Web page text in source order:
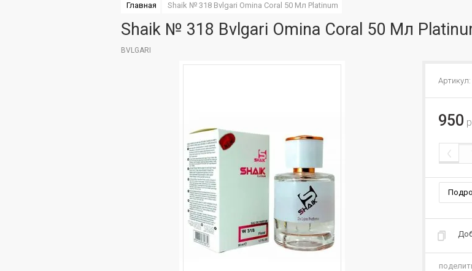
Главная Shaik № 318 Bvlgari Omina Coral 50 Мл Platinum
Shaik № 318 Bvlgari Omina Coral 50 Мл
BVLGARI
Артикул:
950